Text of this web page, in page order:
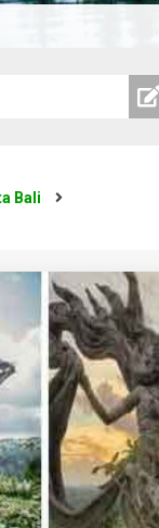
Bali